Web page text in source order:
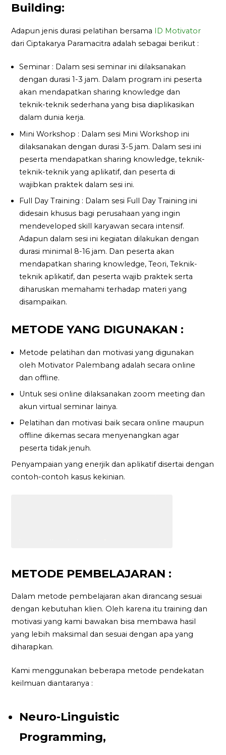
Building:
Adapun jenis durasi pelatihan bersama ID Motivator
dari Ciptakarya Paramacitra adalah sebagai berikut :
Seminar : Dalam sesi seminar ini dilaksanakan
dengan durasi 1-3 jam. Dalam program ini peserta
akan mendapatkan sharing knowledge dan
teknik-teknik sederhana yang bisa diaplikasikan
dalam dunia kerja.
Mini Workshop : Dalam sesi Mini Workshop ini
dilaksanakan dengan durasi 3-5 jam. Dalam sesi ini
peserta mendapatkan sharing knowledge, teknik-
teknik-teknik yang aplikatif, dan peserta di
wajibkan praktek dalam sesi ini.
Full Day Training : Dalam sesi Full Day Training ini
didesain khusus bagi perusahaan yang ingin
mendeveloped skill karyawan secara intensif.
Adapun dalam sesi ini kegiatan dilakukan dengan
durasi minimal 8-16 jam. Dan peserta akan
mendapatkan sharing knowledge, Teori, Teknik-
teknik aplikatif, dan peserta wajib praktek serta
diharuskan memahami terhadap materi yang
disampaikan.
METODE YANG DIGUNAKAN :
Metode pelatihan dan motivasi yang digunakan
oleh Motivator Palembang adalah secara online
dan offline.
Untuk sesi online dilaksanakan zoom meeting dan
akun virtual seminar lainya.
Pelatihan dan motivasi baik secara online maupun
offline dikemas secara menyenangkan agar
peserta tidak jenuh.
Penyampaian yang enerjik dan aplikatif disertai dengan
contoh-contoh kasus kekinian.
METODE PEMBELAJARAN :
Dalam metode pembelajaran akan dirancang sesuai
dengan kebutuhan klien. Oleh karena itu training dan
motivasi yang kami bawakan bisa membawa hasil
yang lebih maksimal dan sesuai dengan apa yang
diharapkan.
Kami menggunakan beberapa metode pendekatan
keilmuan diantaranya :
Neuro-Linguistic
Programming,